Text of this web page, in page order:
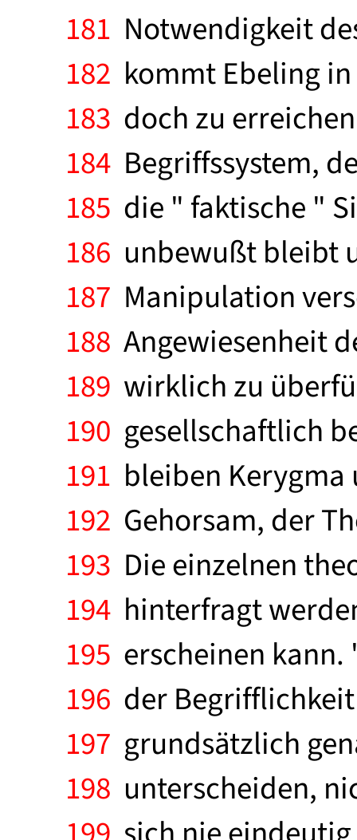
181 Notwendigkeit
182 kommt Ebeling
183 doch zu
184 Begriffssystem,
185 die " faktische "
186 unbewußt bleibt
187 Manipulation
188 Angewiesenheit
189 wirklich zu
190 gesellschaftlich
191 bleiben
192 Gehorsam, der
193 Die einzelnen
194 hinterfragt
195 erscheinen
196 der
197 grundsätzlich
198 unterscheiden,